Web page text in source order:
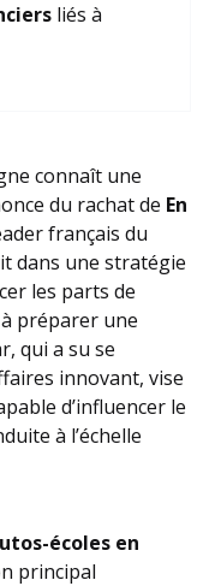
liés à
connaît une
du rachat de En
français du
dans une stratégie
les parts de
préparer une
qui a su se
innovant, vise
d’influencer le
à l’échelle
écoles en
principal